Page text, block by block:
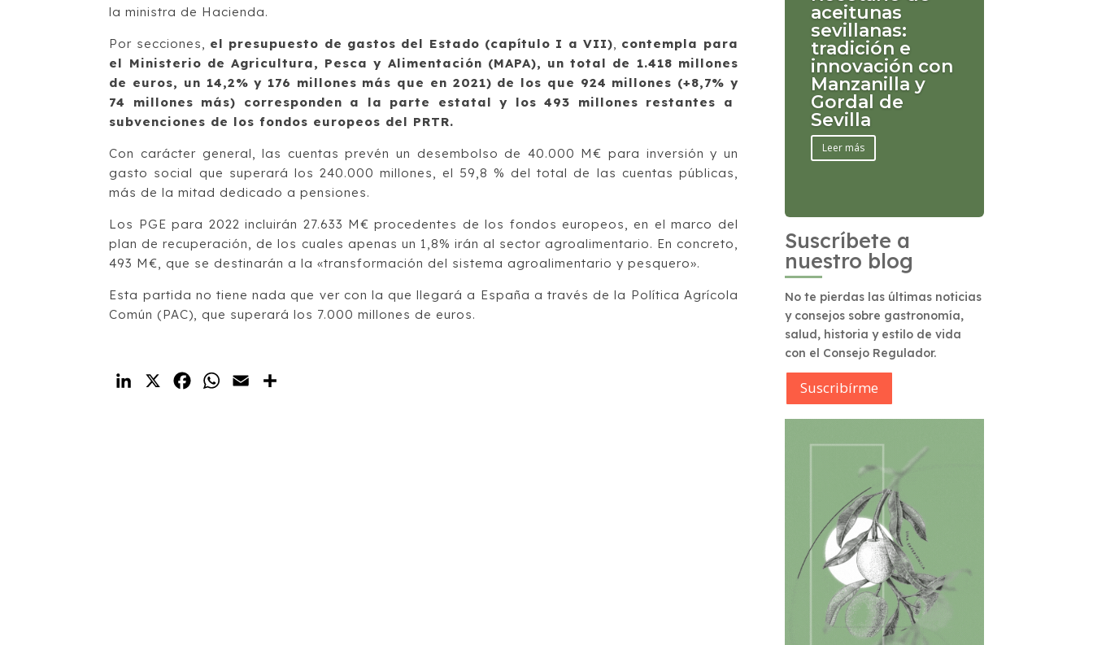
la ministra de Hacienda.
Por secciones, el presupuesto de gastos del Estado (capítulo I a VII), contempla para
el Ministerio de Agricultura, Pesca y Alimentación (MAPA), un total de 1.418 millones
de euros, un 14,2% y 176 millones más que en 2021) de los que 924 millones (+8,7% y
74 millones más) corresponden a la parte estatal y los 493 millones restantes a
subvenciones de los fondos europeos del PRTR.
Con carácter general, las cuentas prevén un desembolso de 40.000 M€ para inversión y un
gasto social que superará los 240.000 millones, el 59,8 % del total de las cuentas públicas,
más de la mitad dedicado a pensiones.
Los PGE para 2022 incluirán 27.633 M€ procedentes de los fondos europeos, en el marco del
plan de recuperación, de los cuales apenas un 1,8% irán al sector agroalimentario. En concreto,
493 M€, que se destinarán a la «transformación del sistema agroalimentario y pesquero».
Esta partida no tiene nada que ver con la que llegará a España a través de la Política Agrícola
Común (PAC), que superará los 7.000 millones de euros.
LinkedIn
X FacebookWhatsApp
Email
aceitunas
sevillanas:
tradición e
innovación con
Manzanilla y
Gordal de
Sevilla
Leer más
Suscríbete a
nuestro blog
No te pierdas las últimas noticias
y consejos sobre gastronomía,
salud, historia y estilo de vida
con el Consejo Regulador.
Suscribírme